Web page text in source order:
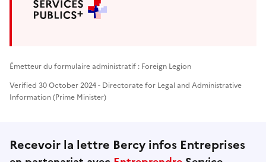
Émetteur du formulaire administratif : Foreign Legion
Verified 30 October 2024 - Directorate for Legal and Administrative
Information (Prime Minister)
Recevoir la lettre Bercy infos Entreprises